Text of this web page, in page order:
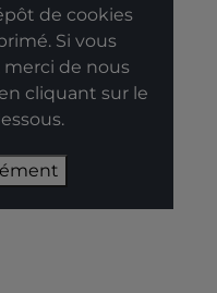
de cookies
Si vous
merci de nous
cliquant sur le